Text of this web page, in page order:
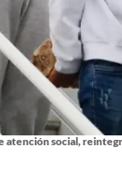
atención social,